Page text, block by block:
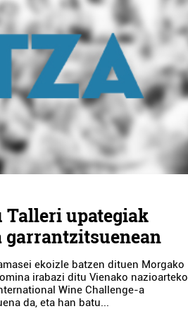
upategiak
ekoizle batzen dituen Morgako
irabazi ditu Vienako nazioarteko
Wine Challenge-a
da, eta han batu...